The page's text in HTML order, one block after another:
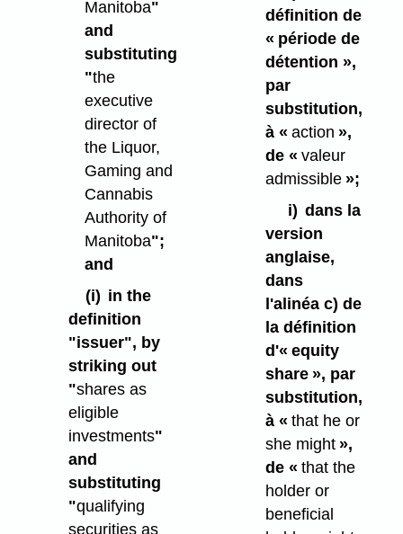
Manitoba"
and
substituting
"the
executive
director of
the Liquor,
Gaming and
Cannabis
Authority of
Manitoba";
and
(i) in the
definition
"issuer", by
striking out
"shares as
eligible
investments"
and
substituting
"qualifying
securities as
définition de
« période de
détention »,
par
substitution,
à «action »,
de «valeur
admissible »;
i) dans la
version
anglaise,
dans
l'alinéa c) de
la définition
d'« equity
share », par
substitution,
à «that he or
she might »,
de «that the
holder or
beneficial